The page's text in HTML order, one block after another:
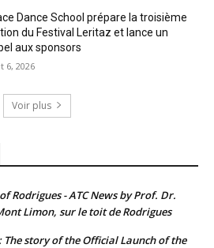
Dance School prépare la troisième
du Festival Leritaz et lance un
aux sponsors
6, 2026
Voir plus
Rodrigues - ATC News by Prof. Dr.
Limon, sur le toit de Rodrigues
The story of the Official Launch of the